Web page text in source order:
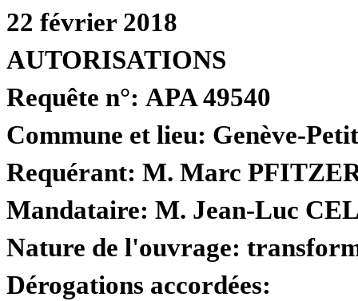
22 février 2018
AUTORISATIONS
Requête n°: APA 49540
Commune et lieu: Genève-
Requérant: M. Marc
Mandataire: M. Jean-Luc
Nature de l'ouvrage:
Dérogations accordées: